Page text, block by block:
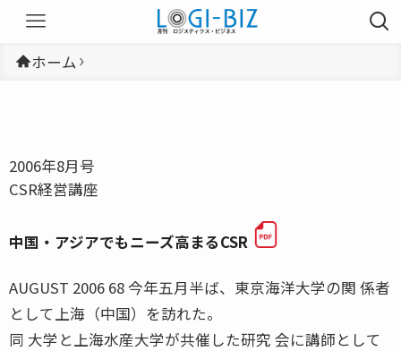
ホーム
2006年8月号
CSR経営講座
中国・アジアでもニーズ高まるCSR
AUGUST 2006 68 今年五月半ば、東京海洋大学の関 係者
として上海（中国）を訪れた。
同 大学と上海水産大学が共催した研究 会に講師として